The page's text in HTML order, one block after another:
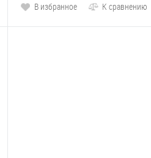
В избранное
К сравнению